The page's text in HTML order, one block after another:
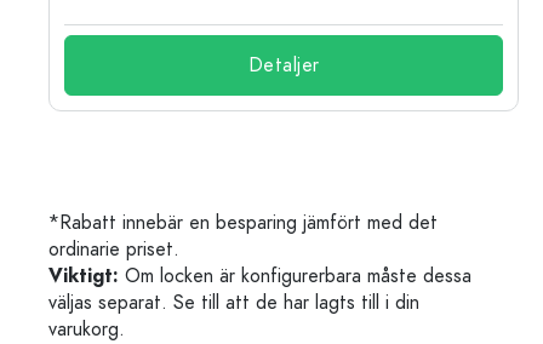
Detaljer
*Rabatt innebär en besparing jämfört med det
ordinarie priset.
Viktigt: Om locken är konfigurerbara måste dessa
väljas separat. Se till att de har lagts till i din
varukorg.